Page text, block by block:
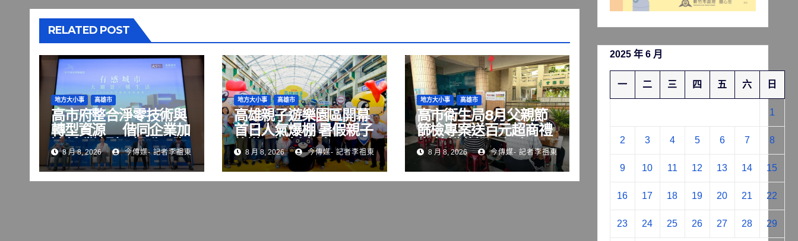
RELATED POST
地方大小事 高雄市
高市府整合淨零技術與
轉型資源 偕同企業加
速低碳轉型、提升國際
競爭力
8 月 8, 2026 今傳媒- 記者李祖東
地方大小事 高雄市
高雄親子遊樂園區開幕
首日人氣爆棚 暑假親子
旅遊再添新亮點
8 月 8, 2026 今傳媒- 記者李祖東
地方大小事 高雄市
高市衛生局8月父親節
篩檢專案送百元超商禮
券 快揪爸媽一起來
8 月 8, 2026 今傳媒- 記者李祖東
2025 年 6 月
一 二 三 四 五 六 日
1
2 3 4 5 6 7 8
9 10 11 12 13 14 15
16 17 18 19 20 21 22
23 24 25 26 27 28 29